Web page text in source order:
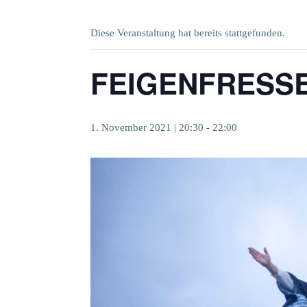
Diese Veranstaltung hat bereits stattgefunden.
1. November 2021 | 20:30 - 22:00